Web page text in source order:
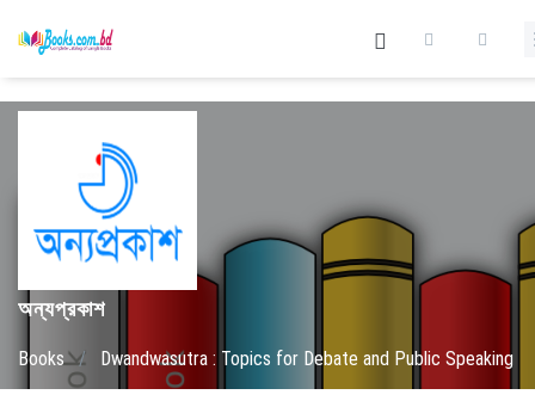
অন্যপ্রকাশ
Books / Dwandwasutra : Topics for Debate and Public Speaking